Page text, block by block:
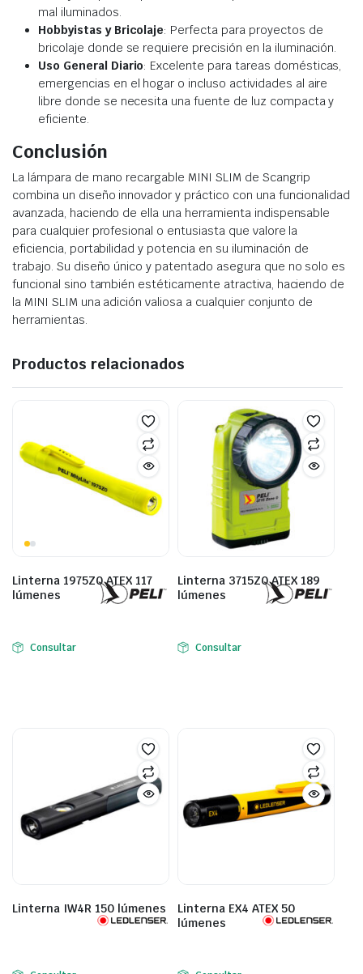
mal iluminados.
Hobbyistas y Bricolaje: Perfecta para proyectos de
bricolaje donde se requiere precisión en la iluminación.
Uso General Diario: Excelente para tareas domésticas,
emergencias en el hogar o incluso actividades al aire
libre donde se necesita una fuente de luz compacta y
eficiente.
Conclusión
La lámpara de mano recargable MINI SLIM de Scangrip
combina un diseño innovador y práctico con una funcionalidad
avanzada, haciendo de ella una herramienta indispensable
para cualquier profesional o entusiasta que valore la
eficiencia, portabilidad y potencia en su iluminación de
trabajo. Su diseño único y patentado asegura que no solo es
funcional sino también estéticamente atractiva, haciendo de
la MINI SLIM una adición valiosa a cualquier conjunto de
herramientas.
Productos relacionados
Linterna 1975Z0 ATEX 117
lúmenes
Consultar
Linterna 3715Z0 ATEX 189
lúmenes
Consultar
Linterna IW4R 150 lúmenes
Linterna EX4 ATEX 50
lúmenes